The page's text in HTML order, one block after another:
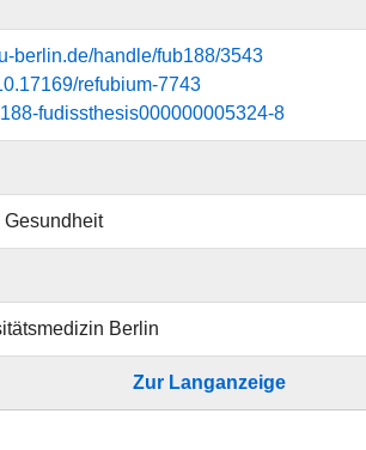
berlin.de/handle/fub188/3543
refubium-7743
fudissthesis000000005324-8
Berlin
Zur Langanzeige